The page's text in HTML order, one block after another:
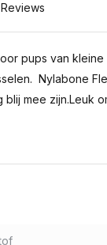
Reviews
pups van
Nylabone
mee zijn.Leuk